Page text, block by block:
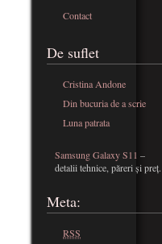
Contact
De suflet
Cristina Andone
Din bucuria de a scrie
Luna patrata
Samsung Galaxy S11 –
detalii tehnice, păreri și preț.
Meta:
RSS